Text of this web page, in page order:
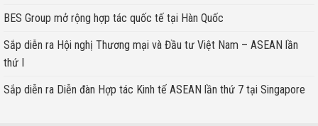
BES Group mở rộng hợp tác quốc tế tại Hàn Quốc
Sắp diễn ra Hội nghị Thương mại và Đầu tư Việt Nam – ASEAN lần
thứ I
Sắp diễn ra Diễn đàn Hợp tác Kinh tế ASEAN lần thứ 7 tại Singapore